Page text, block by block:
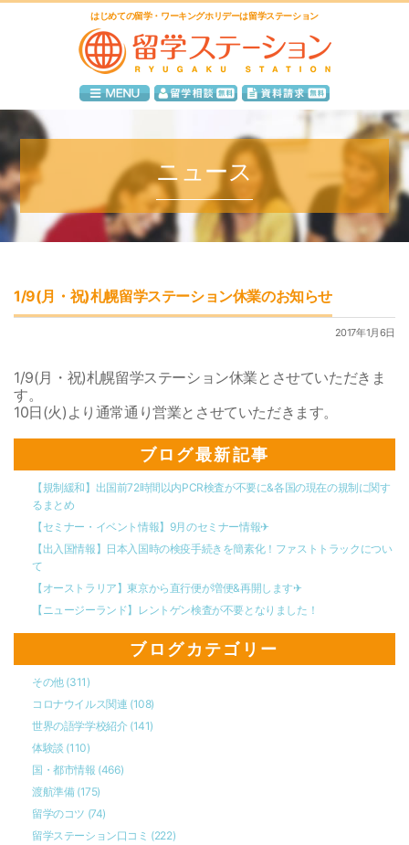
はじめての留学・ワーキングホリデーは留学ステーション
ニュース
1/9(月・祝)札幌留学ステーション休業のお知らせ
2017年1月6日
1/9(月・祝)札幌留学ステーション休業とさせていただきま
す。
10日(火)より通常通り営業とさせていただきます。
ブログ最新記事
【規制緩和】出国前72時間以内PCR検査が不要に&各国の現在の規制に関す
るまとめ
【セミナー・イベント情報】9月のセミナー情報✈︎
【出入国情報】日本入国時の検疫手続きを簡素化！ファストトラックについ
て
【オーストラリア】東京から直行便が増便&再開します✈︎
【ニュージーランド】レントゲン検査が不要となりました！
ブログカテゴリー
その他 (311)
コロナウイルス関連 (108)
世界の語学学校紹介 (141)
体験談 (110)
国・都市情報 (466)
渡航準備 (175)
留学のコツ (74)
留学ステーション口コミ (222)